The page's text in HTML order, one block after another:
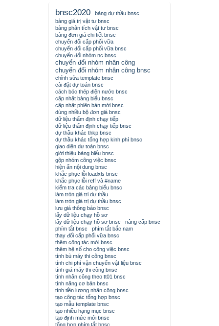
bnsc2020
bảng dự thầu bnsc
bảng giá trị vật tư bnsc
bảng phân tích vật tư bnsc
bảng đơn giá chi tiết bnsc
chuyển đổi cấp phối vữa
chuyển đổi cấp phối vữa bnsc
chuyển đổi nhóm nc bnsc
chuyển đổi nhóm nhân công
chuyển đổi nhóm nhân công bnsc
chỉnh sửa template bnsc
cài đặt dự toán bnsc
cách bóc thép điện nước bnsc
cập nhật bảng biểu bnsc
cập nhật phiên bản mới bnsc
dùng nhiều bộ đơn giá bnsc
dữ liệu thẩm định chạy tiếp
dữ liệu thẩm định chạy tiếp bnsc
dự thầu khác thkp bnsc
dự thầu khác tổng hợp kinh phí bnsc
giao diện dự toán bnsc
giới thiệu bảng biểu bnsc
gộp nhóm công việc bnsc
hiện ẩn nội dung bnsc
khắc phục lỗi loadxls bnsc
khắc phục lỗi reff và #name
kiểm tra các bảng biểu bnsc
làm tròn giá trị dự thầu
làm tròn giá trị dự thầu bnsc
lưu giá thông báo bnsc
lấy dữ liệu chạy hồ sơ
lấy dữ liệu chạy hồ sơ bnsc
nâng cấp bnsc
phím tắt bnsc
phím tắt bắc nam
thay đổi cấp phối vữa bnsc
thêm công tác mới bnsc
thêm hệ số cho công việc bnsc
tính bù máy thi công bnsc
tính chi phí vận chuyển vật liệu bnsc
tính giá máy thi công bnsc
tính nhân công theo tt01 bnsc
tính năng cơ bản bnsc
tính tiền lương nhân công bnsc
tạo công tác tổng hợp bnsc
tạo mẫu template bnsc
tạo nhiều hạng mục bnsc
tạo định mức mới bnsc
tổng hợp phím tắt bnsc